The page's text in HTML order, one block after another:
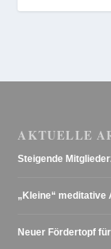
AKTUELLE
Steigende
„Kleine“ meditative
Neuer Fördertopf